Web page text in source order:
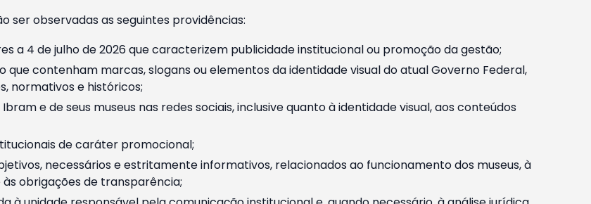
ser observadas as seguintes providências:
a 4 de julho de 2026 que caracterizem publicidade institucional ou promoção da gestão;
contenham marcas, slogans ou elementos da identidade visual do atual Governo Federal,
normativos e históricos;
e de seus museus nas redes sociais, inclusive quanto à identidade visual, aos conteúdos
de caráter promocional;
necessários e estritamente informativos, relacionados ao funcionamento dos museus, à
obrigações de transparência;